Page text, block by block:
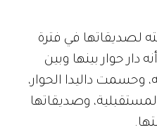
لصديقاتها في فترة
دار حوار بينها وبين
داليدا الحوار،
وصديقاتها